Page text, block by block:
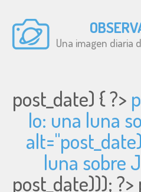
Una imagen diaria
post_date) { ?>
Io: una luna
alt="
luna sobre
post_date))); ?>